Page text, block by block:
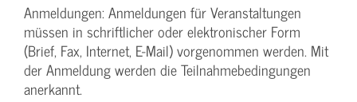
Anmeldungen: Anmeldungen für Veranstaltungen
müssen in schriftlicher oder elektronischer Form
(Brief, Fax, Internet, E-Mail) vorgenommen werden. Mit
der Anmeldung werden die Teilnahme­bedingungen
anerkannt.